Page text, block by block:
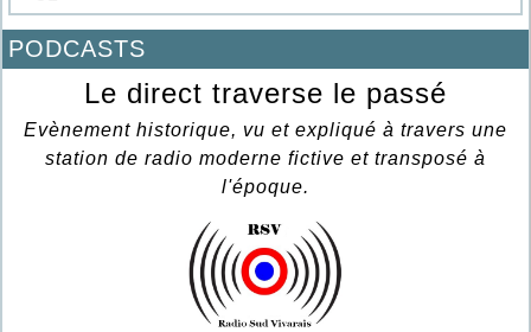
PODCASTS
Le direct traverse le passé
Evènement historique, vu et expliqué à travers une
station de radio moderne fictive et transposé à
l'époque.